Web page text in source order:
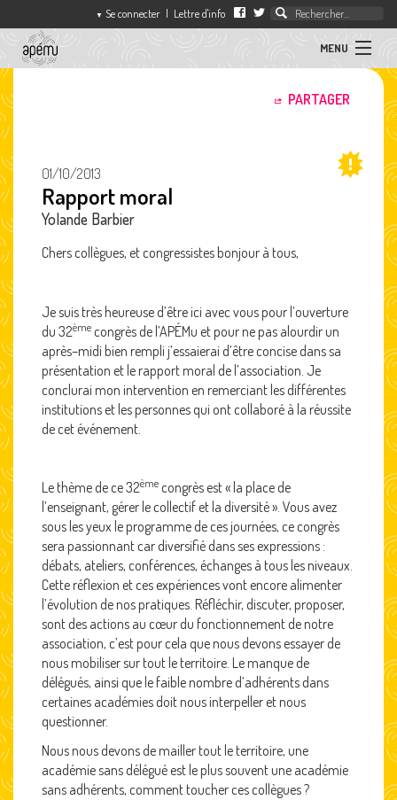
▼ Se connecter | Lettre d'info
d'éducation
musicale
MENU
SÉQUENCES
L'APEMU
PARTAGER
01/10/2013
Rapport moral
Yolande Barbier
Chers collègues, et congressistes bonjour à tous,
Je suis très heureuse d’être ici avec vous pour l’ouverture
du 32ème congrès de l’APÉMu et pour ne pas alourdir un
après–midi bien rempli j’essaierai d’être concise dans sa
présentation et le rapport moral de l’association. Je
conclurai mon intervention en remerciant les différentes
institutions et les personnes qui ont collaboré à la réussite
de cet événement.
Le thème de ce 32ème congrès est « la place de
l’enseignant, gérer le collectif et la diversité ». Vous avez
sous les yeux le programme de ces journées, ce congrès
sera passionnant car diversifié dans ses expressions :
débats, ateliers, conférences, échanges à tous les niveaux.
Cette réflexion et ces expériences vont encore alimenter
l’évolution de nos pratiques. Réfléchir, discuter, proposer,
sont des actions au cœur du fonctionnement de notre
association, c’est pour cela que nous devons essayer de
nous mobiliser sur tout le territoire. Le manque de
délégués, ainsi que le faible nombre d’adhérents dans
certaines académies doit nous interpeller et nous
questionner.
Nous nous devons de mailler tout le territoire, une
académie sans délégué est le plus souvent une académie
sans adhérents, comment toucher ces collègues ?